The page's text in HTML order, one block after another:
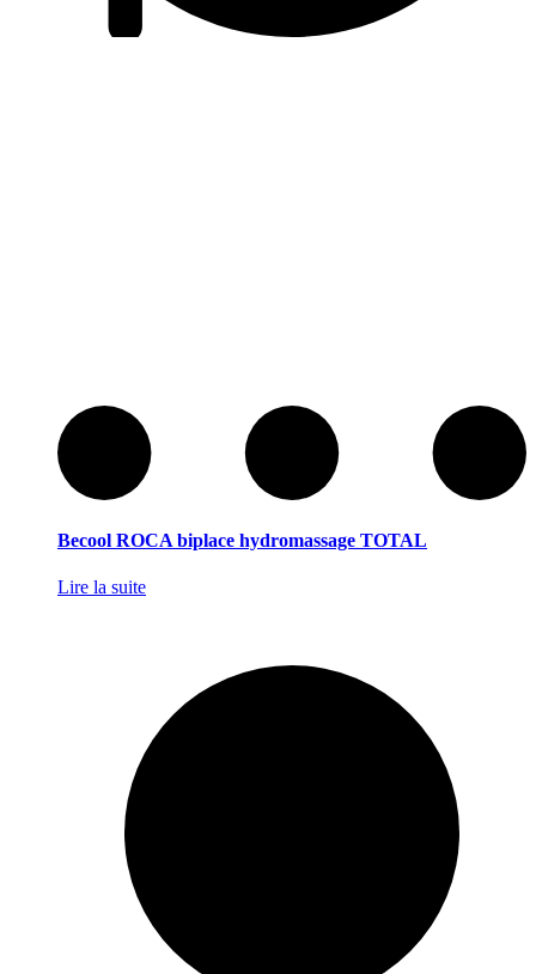
Becool ROCA biplace hydromassage TOTAL
Lire la suite